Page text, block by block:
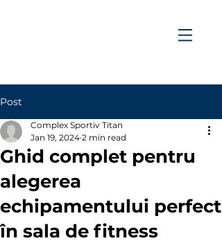
Post
Ghid complet pentru
alegerea
echipamentului perfect
în sala de fitness
Complex Sportiv Titan
Jan 19, 2024 2 min read